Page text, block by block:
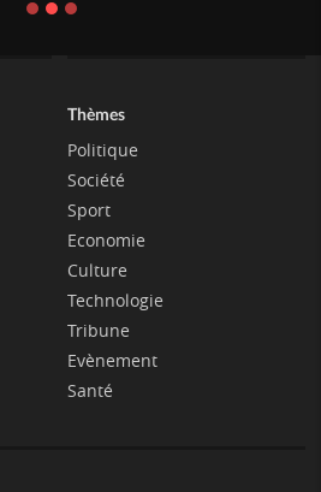
Thèmes
Politique
Société
Sport
Economie
Culture
Technologie
Tribune
Evènement
Santé